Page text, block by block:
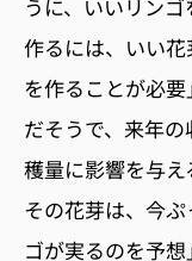
うに、いいリンゴ
作るには、いい花
を作ることが必要」
だそうで、来年の
穫量に影響を与え
その花芽は、今
ゴが実るのを予